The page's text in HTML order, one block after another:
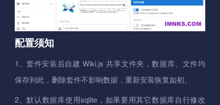
配置须知
1、套件安装后自建 Wiki.js 共享文件夹，数据库、文件均
保存到此，删除套件不影响数据，重新安装恢复如初。
2、默认数据库使用sqlite，如果要用其它数据库自行修改